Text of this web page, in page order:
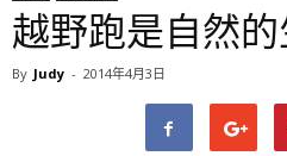
越野跑是自然
By Judy - 2014年4月3日